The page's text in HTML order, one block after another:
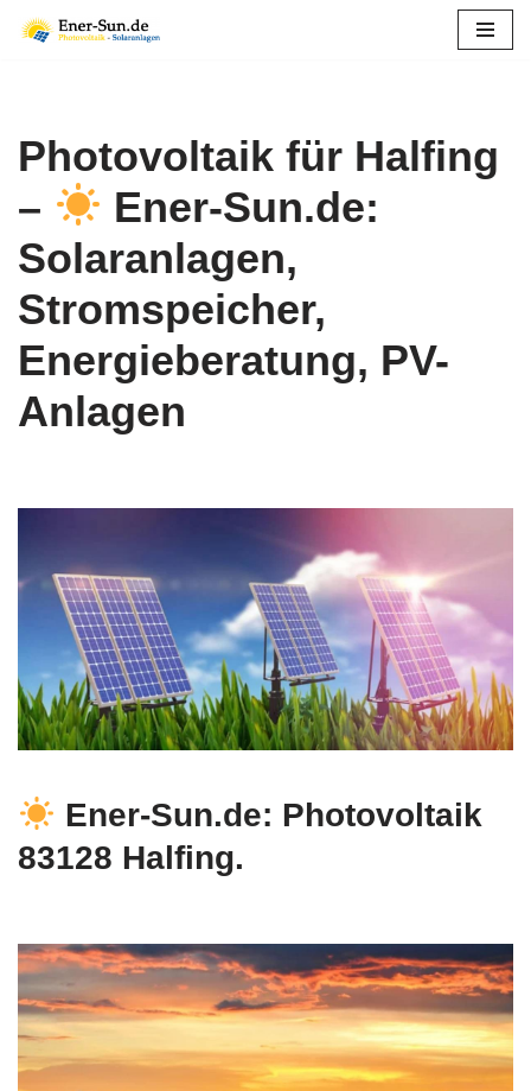
Photovoltaik für Halfing
–
Ener-Sun.de:
Solaranlagen,
Stromspeicher,
Energieberatung, PV-
Anlagen
Ener-Sun.de: Photovoltaik
83128 Halfing.